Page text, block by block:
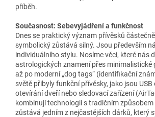
příběh.
Současnost: Sebevyjádření a funkčnost
Dnes se praktický význam přívěsků
symbolický zůstává silný. Jsou především
individuálního stylu. Nosíme věci, které nás
astrologických znamení přes minimalistické
až po moderní „dog tags“ (identifikační
světě přibyly funkční přívěsky, jako jsou USB
otevírání dveří nebo sledovací zařízení
kombinují technologii s tradičním způsobem
zůstává jedním z nejčastějších dárků, který